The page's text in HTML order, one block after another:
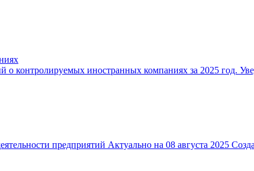
о контролируемых иностранных компаниях за 2025 год.
предприятий Актуально на 08 августа 2025